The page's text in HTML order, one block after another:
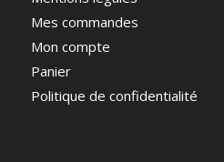
Mes commandes
Mon compte
Panier
Politique de confidentialité